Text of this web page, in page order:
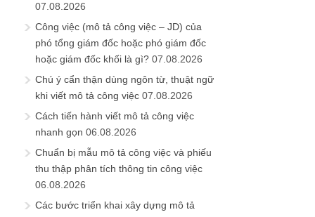
07.08.2026
Công việc (mô tả công việc – JD) của
phó tổng giám đốc hoặc phó giám đốc
hoặc giám đốc khối là gì? 07.08.2026
Chú ý cẩn thận dùng ngôn từ, thuật ngữ
khi viết mô tả công việc 07.08.2026
Cách tiến hành viết mô tả công việc
nhanh gọn 06.08.2026
Chuẩn bị mẫu mô tả công việc và phiếu
thu thập phân tích thông tin công việc
06.08.2026
Các bước triển khai xây dựng mô tả